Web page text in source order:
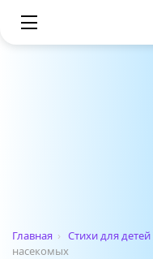
Главная › Стихи для детей
насекомых